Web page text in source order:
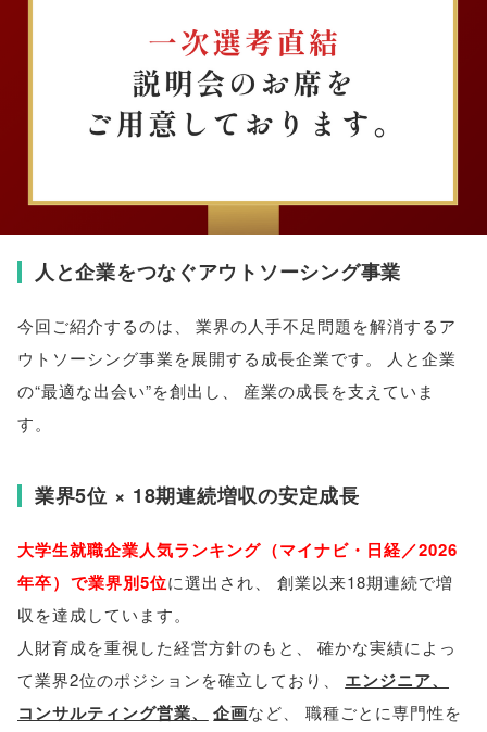
人と企業をつなぐアウトソーシング事業
今回ご紹介するのは、
業界の人手不足問題を解消するア
ウトソーシング事業を展開する成長企業です。
人と企業
の“最適な出会い”を創出し 、
産業の成長を支えていま
す。
業界5位 × 18期連続増収の安定成長
大学生就職企業人気ランキング （マイナビ・日経／2026
年卒） で業界別5位に選出され、
創業以来18期連続で増
収を達成しています。
人財育成を重視した経営方針のもと 、
確かな実績によっ
て業界2位のポジションを確立しており 、 エンジニア、
コンサルティング営業、 企画など、
職種ごとに専門性を